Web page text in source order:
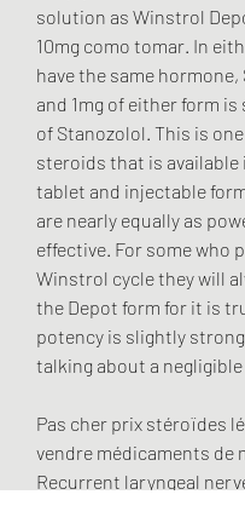
solution as Winstrol
10mg como tomar. In
have the same
and 1mg of either form is
of Stanozolol. This is
steroids that is available
tablet and injectable
are nearly equally as
effective. For some who
Winstrol cycle they will
the Depot form for it is
potency is slightly
talking about a
Pas cher prix stéroïdes
vendre médicaments de
Recurrent laryngeal